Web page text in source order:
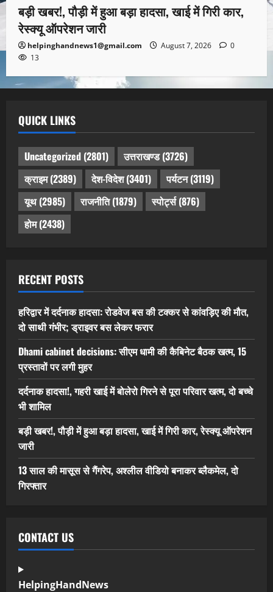
बड़ी खबर!, पौड़ी में हुआ बड़ा हादसा, खाई में गिरी कार,
रेस्क्यू ऑपरेशन जारी
helpinghandnews1@gmail.com August 7, 2026
0
13
QUICK LINKS
Uncategorized (2801) उत्तराखण्ड(3726)
क्राइम(2389) देश-विदेश(3401) पर्यटन(3119)
यूथ(2985) राजनीति(1879) स्पोर्ट्स(876)
होम(2438)
RECENT POSTS
हरिद्वार में दर्दनाक हादसा: रोडवेज बस की टक्कर से कांवड़िए की मौत,
दो साथी गंभीर; ड्राइवर बस लेकर फरार
Dhami cabinet decisions: सीएम धामी की कैबिनेट बैठक खत्म, 15
प्रस्तावों पर लगी मुहर
दर्दनाक हादसा!, गहरी खाई में बोलेरो गिरने से पूरा परिवार खत्म, दो बच्चे
भी शामिल
बड़ी खबर!, पौड़ी में हुआ बड़ा हादसा, खाई में गिरी कार, रेस्क्यू ऑपरेशन
जारी
13 साल की मासूस से गैंगरेप, अश्लील वीडियो बनाकर ब्लैकमेल, दो
गिरफ्तार
CONTACT US
HelpingHandNews